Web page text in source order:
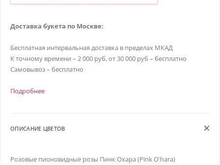
Доставка букета по Москве:
Бесплатная интервальная доставка в пределах МКАД
К точному времени – 2 000 руб, от 30 000 руб – бесплатно
Самовывоз – бесплатно
Подробнее
ОПИСАНИЕ ЦВЕТОВ
Розовые пионовидные розы Пинк Охара (Pink O'hara)